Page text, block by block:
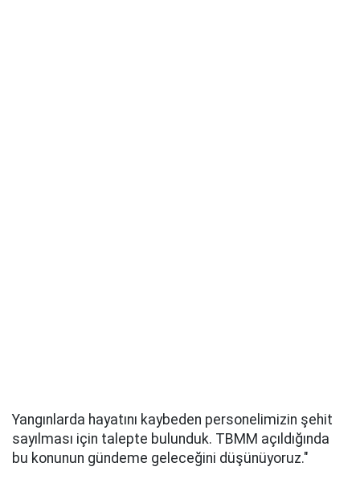
Yangınlarda hayatını kaybeden personelimizin şehit
sayılması için talepte bulunduk. TBMM açıldığında
bu konunun gündeme geleceğini düşünüyoruz."